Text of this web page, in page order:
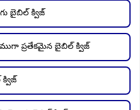
బైబిల్ క్విజ్
ప్రతేకమైన బైబిల్ క్విజ్